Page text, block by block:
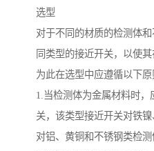
选型
对于不同的材质的检测体
同类型的接近开关，以使
为此在选型中应遵循以下原
1.当检测体为金属材料时
关，该类型接近开关对铁镍
对铝、黄铜和不锈钢类检测